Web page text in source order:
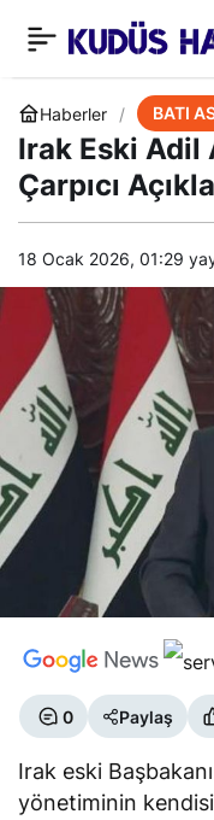
Haberler BATI
Irak Eski Adil
Çarpıcı
18 Ocak 2026, 01:29
0 Paylaş
Irak eski
yönetiminin
IKBY Hükümet
İsrail’in Kürdistan
Bölgesi’nde Çıkarı ya